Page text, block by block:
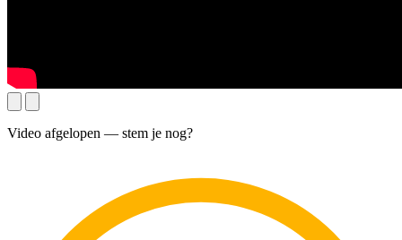
Video afgelopen — stem je nog?